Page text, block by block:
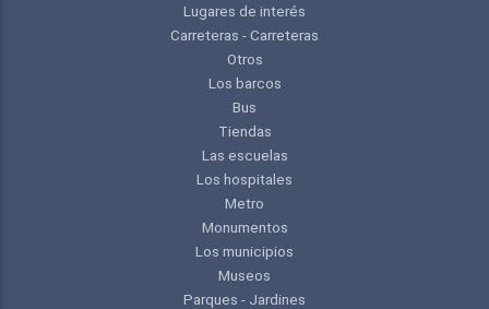
Lugares de interés
Carreteras - Carreteras
Otros
Los barcos
Bus
Tiendas
Las escuelas
Los hospitales
Metro
Monumentos
Los municipios
Museos
Parques - Jardines